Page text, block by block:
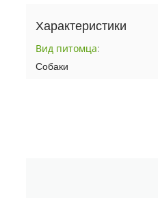
Характеристики
Вид питомца:
Собаки